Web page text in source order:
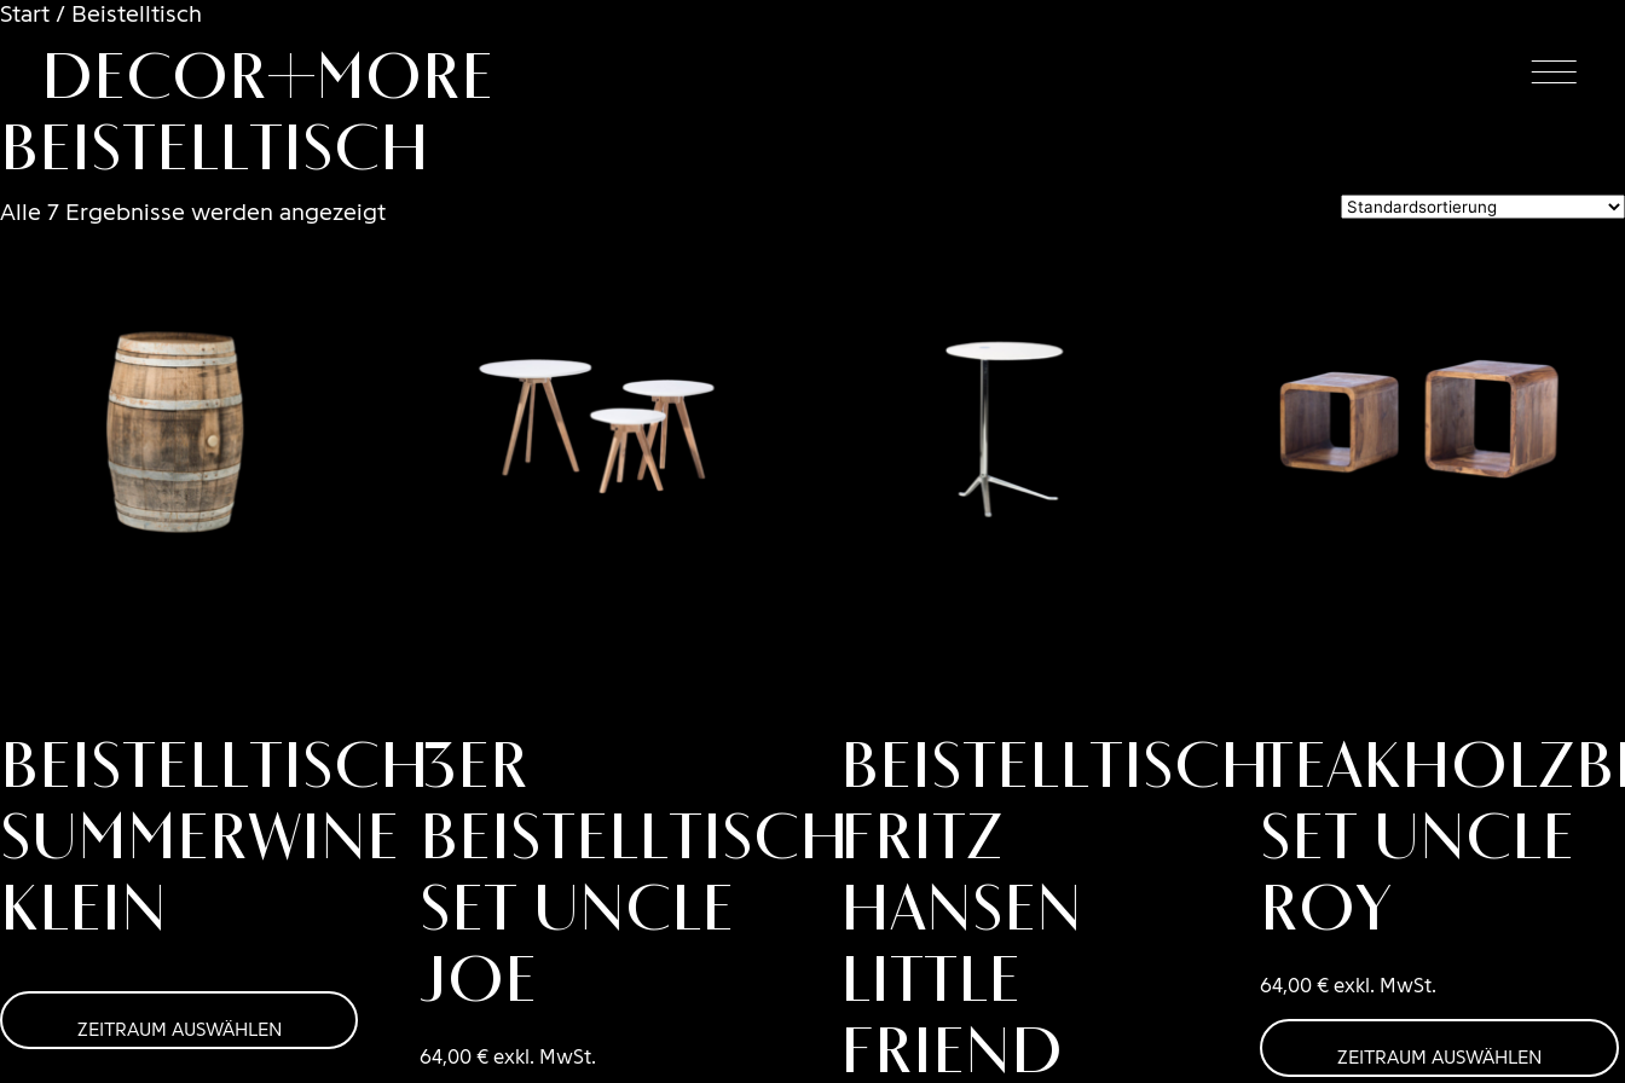
Decor+More
Start / Beistelltisch
Beistelltisch
Alle 7 Ergebnisse werden angezeigt
Beistelltisch
SUMMERWINE
klein
ZEITRAUM AUSWÄHLEN
3er
Beistelltisch
Set UNCLE
JOE
64,00€ exkl. MwSt.
Beistelltisch
Fritz
Hansen
LITTLE
FRIEND
Set UNCLE
ROY
64,00€ exkl. MwSt.
ZEITRAUM AUSWÄHLEN